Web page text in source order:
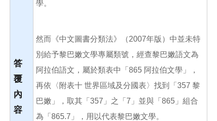
答
覆
內
容
學。
然而《中文圖書分類法》（2007年版）中並未特
別給予黎巴嫩文學專屬類號，經查黎巴嫩語文為
阿拉伯語文，屬於類表中「865 阿拉伯文學」，
再依〈附表十 世界區域及分國表〉找到「357 黎
巴嫩」，取其「357」之「7」並與「865」組合
為「865.7」，用以代表黎巴嫩文學。